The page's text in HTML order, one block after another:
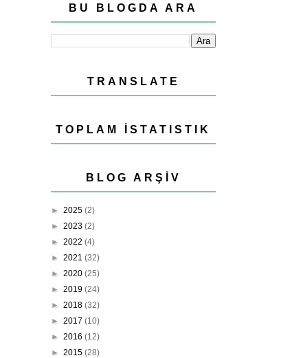
BU BLOGDA ARA
TRANSLATE
TOPLAM İSTATISTIK
BLOG ARŞIV
► 2025 (2)
► 2023 (2)
► 2022 (4)
► 2021 (32)
► 2020 (25)
► 2019 (24)
► 2018 (32)
► 2017 (10)
► 2016 (12)
► 2015 (28)